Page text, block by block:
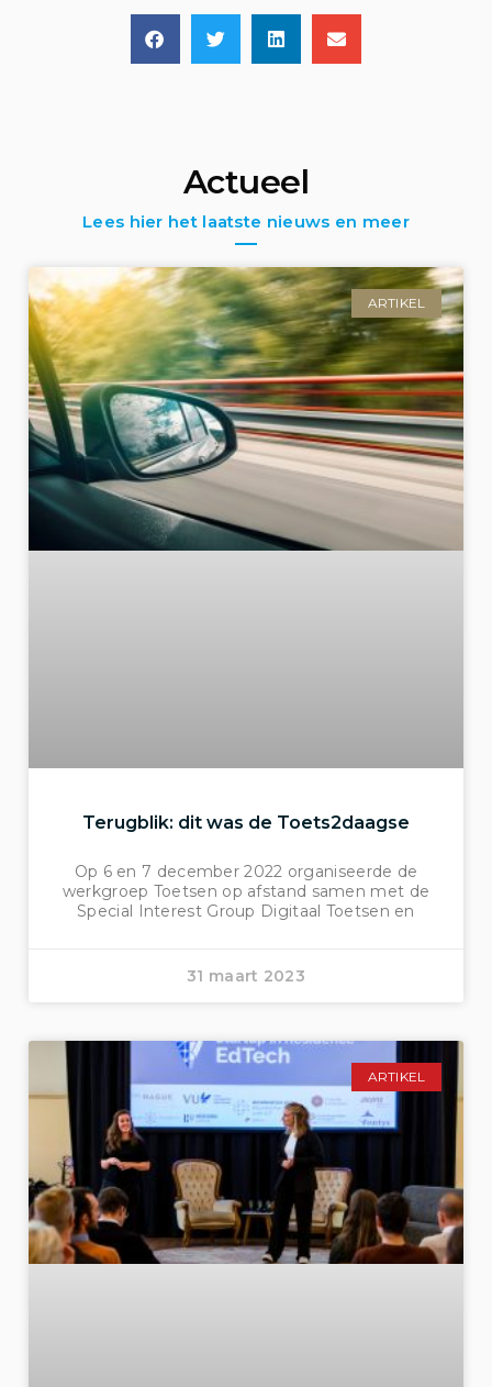
Actueel
Lees hier het laatste nieuws en meer
ARTIKEL
Terugblik: dit was de Toets2daagse
Op 6 en 7 december 2022 organiseerde de
werkgroep Toetsen op afstand samen met de
Special Interest Group Digitaal Toetsen en
31 maart 2023
ARTIKEL